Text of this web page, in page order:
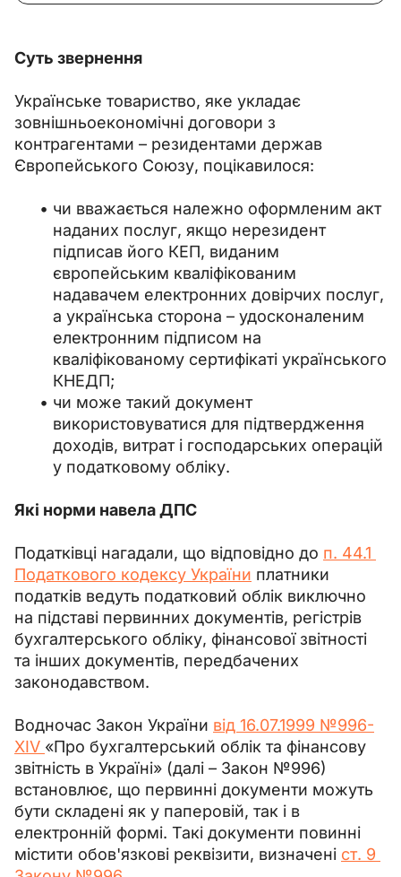
Суть звернення
Українське товариство, яке укладає
зовнішньоекономічні договори з
контрагентами – резидентами держав
Європейського Союзу, поцікавилося:
чи вважається належно оформленим акт
наданих послуг, якщо нерезидент
підписав його КЕП, виданим
європейським кваліфікованим
надавачем електронних довірчих послуг,
а українська сторона – удосконаленим
електронним підписом на
кваліфікованому сертифікаті українського
КНЕДП;
чи може такий документ
використовуватися для підтвердження
доходів, витрат і господарських операцій
у податковому обліку.
Які норми навела ДПС
Податківці нагадали, що відповідно до п. 44.1
Податкового кодексу України платники
податків ведуть податковий облік виключно
на підставі первинних документів, регістрів
бухгалтерського обліку, фінансової звітності
та інших документів, передбачених
законодавством.
Водночас Закон України від 16.07.1999 №996-
XIV «Про бухгалтерський облік та фінансову
звітність в Україні» (далі – Закон №996)
встановлює, що первинні документи можуть
бути складені як у паперовій, так і в
електронній формі. Такі документи повинні
містити обов'язкові реквізити, визначені ст. 9